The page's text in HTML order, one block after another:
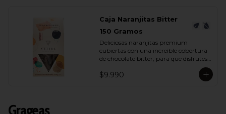
Caja Naranjitas Bitter
150 Gramos
Deliciosas naranjitas premium
cubiertas con una increíble cobertura
de chocolate bitter, para que disfrutes
espectacular sabor.
$9.990
Grageas